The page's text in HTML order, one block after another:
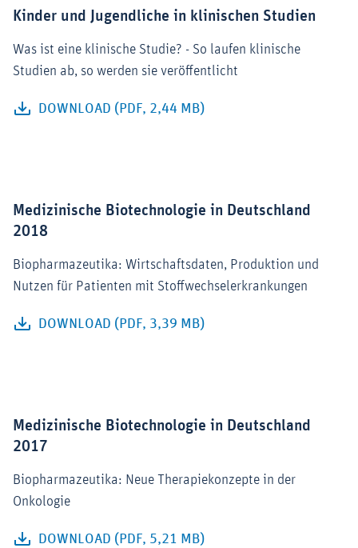
Kinder und Jugendliche in klinischen Studien
Was ist eine klinische Studie? - So laufen klinische
Studien ab, so werden sie veröffentlicht
DOWNLOAD (PDF, 2,44 MB)
Medizinische Biotechnologie in Deutschland
2018
Biopharmazeutika: Wirtschaftsdaten, Produktion und
Nutzen für Patienten mit Stoffwechselerkrankungen
DOWNLOAD (PDF, 3,39 MB)
Medizinische Biotechnologie in Deutschland
2017
Biopharmazeutika: Neue Therapiekonzepte in der
Onkologie
DOWNLOAD (PDF, 5,21 MB)